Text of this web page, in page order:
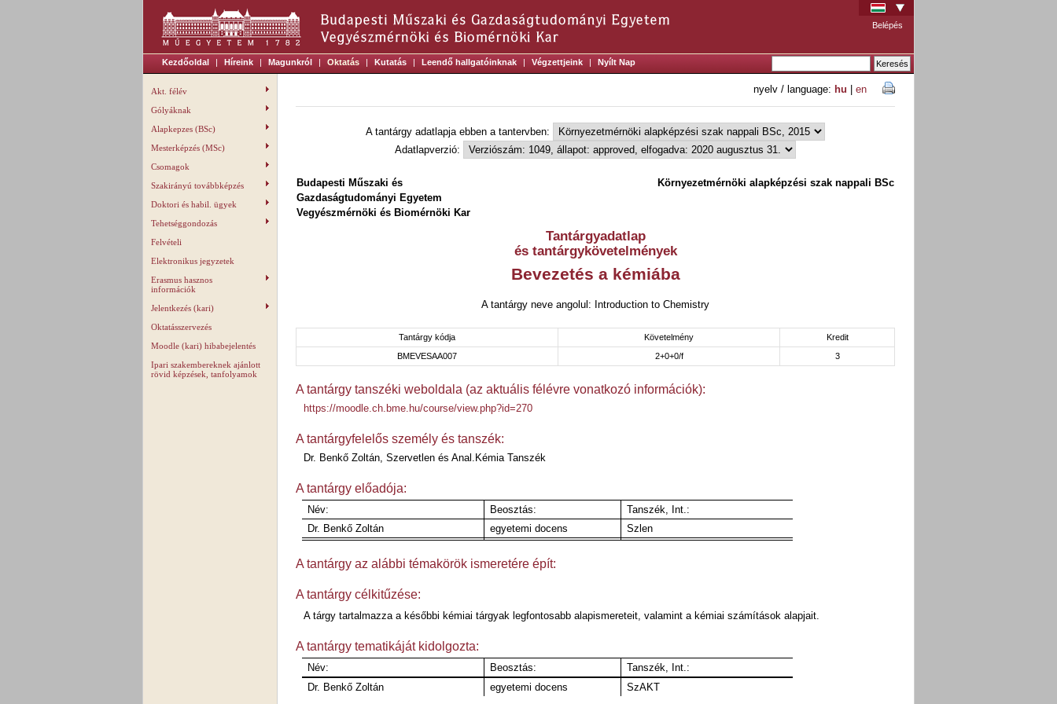
Belépés
Kezdőoldal | Híreink | Magunkról | Oktatás | Kutatás | Leendő hallgatóinknak | Végzettjeink | Nyílt Nap
Akt. félév
Gólyáknak
Alapkepzes (BSc)
Mesterképzés (MSc)
Csomagok
Szakirányú továbbképzés
Doktori és habil. ügyek
Tehetséggondozás
Felvételi
Elektronikus jegyzetek
Erasmus hasznos
információk
Jelentkezés (kari)
Oktatásszervezés
Moodle (kari) hibabejelentés
Ipari szakembereknek ajánlott
rövid képzések, tanfolyamok
nyelv / language: hu en
A tantárgy adatlapja ebben a tantervben:
Adatlapverzió:
Budapesti Műszaki és
Gazdaságtudományi Egyetem
Vegyészmérnöki és Biomérnöki Kar
Környezetmérnöki alapképzési szak nappali BSc
Tantárgyadatlap
és tantárgykövetelmények
Bevezetés a kémiába
A tantárgy neve angolul: Introduction to Chemistry
Tantárgy kódja Követelmény
Kredit
BMEVESAA007
2+0+0/f 3
A tantárgy tanszéki weboldala (az aktuális félévre vonatkozó információk):
https://moodle.ch.bme.hu/course/view.php?id=270
A tantárgyfelelős személy és tanszék:
Dr. Benkő Zoltán, Szervetlen és Anal.Kémia Tanszék
A tantárgy előadója:
Név: Beosztás:
Tanszék, Int.:
Dr. Benkő Zoltán
egyetemi docens Szlen
A tantárgy az alábbi témakörök ismeretére épít:
A tantárgy célkitűzése:
A tárgy tartalmazza a későbbi kémiai tárgyak legfontosabb alapismereteit, valamint a kémiai számítások alapjait.
A tantárgy tematikáját kidolgozta:
Név: Beosztás:
Tanszék, Int.:
Dr. Benkő Zoltán
egyetemi docens SzAKT